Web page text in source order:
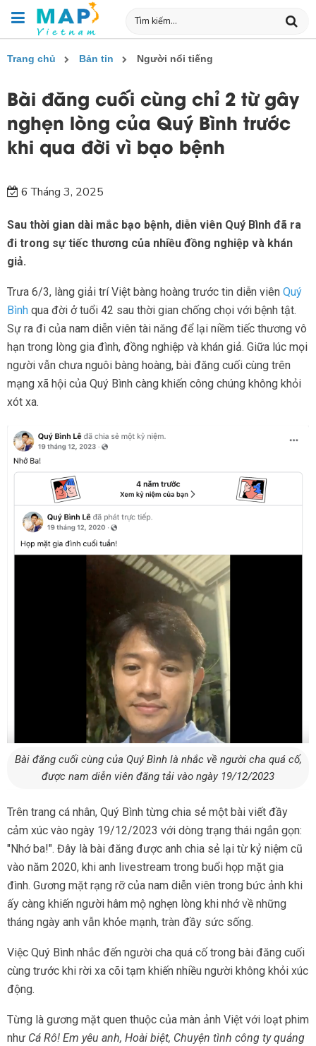
Trang chủ Bản tin Người nổi tiếng
Bài đăng cuối cùng chỉ 2 từ gây
nghẹn lòng của Quý Bình trước
khi qua đời vì bạo bệnh
6 Tháng 3, 2025
Sau thời gian dài mắc bạo bệnh, diễn viên Quý Bình đã ra
đi trong sự tiếc thương của nhiều đồng nghiệp và khán
giả.
Trưa 6/3, làng giải trí Việt bàng hoàng trước tin diễn viên Quý
Bình qua đời ở tuổi 42 sau thời gian chống chọi với bệnh tật.
Sự ra đi của nam diễn viên tài năng để lại niềm tiếc thương vô
hạn trong lòng gia đình, đồng nghiệp và khán giả. Giữa lúc mọi
người vẫn chưa nguôi bàng hoàng, bài đăng cuối cùng trên
mạng xã hội của Quý Bình càng khiến công chúng không khỏi
xót xa.
Bài đăng cuối cùng của Quý Bình là nhắc về người cha quá cố,
được nam diễn viên đăng tải vào ngày 19/12/2023
Trên trang cá nhân, Quý Bình từng chia sẻ một bài viết đầy
cảm xúc vào ngày 19/12/2023 với dòng trạng thái ngắn gọn:
"Nhớ ba!". Đây là bài đăng được anh chia sẻ lại từ kỷ niệm cũ
vào năm 2020, khi anh livestream trong buổi họp mặt gia
đình. Gương mặt rạng rỡ của nam diễn viên trong bức ảnh khi
ấy càng khiến người hâm mộ nghẹn lòng khi nhớ về những
tháng ngày anh vẫn khỏe mạnh, tràn đầy sức sống.
Việc Quý Bình nhắc đến người cha quá cố trong bài đăng cuối
cùng trước khi rời xa cõi tạm khiến nhiều người không khỏi xúc
động.
Từng là gương mặt quen thuộc của màn ảnh Việt với loạt phim
như Cá Rô! Em yêu anh, Hoài biệt, Chuyện tình công ty quảng